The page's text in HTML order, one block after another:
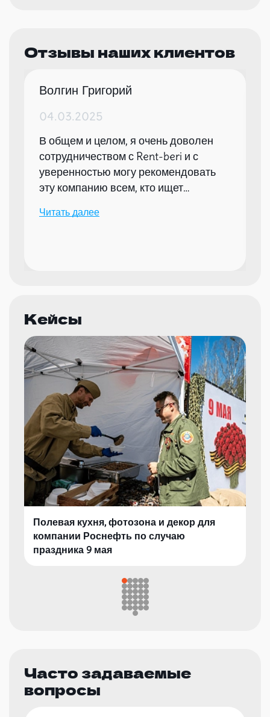
Отзывы наших клиентов
Волгин Григорий
04.03.2025
В общем и целом, я очень доволен
сотрудничеством с Rent-beri и с
уверенностью могу рекомендовать
эту компанию всем, кто ищет
мероприятий.
Читать далее
Кейсы
Полевая кухня, фотозона и декор для
компании Роснефть по случаю
праздника 9 мая
Часто задаваемые
вопросы